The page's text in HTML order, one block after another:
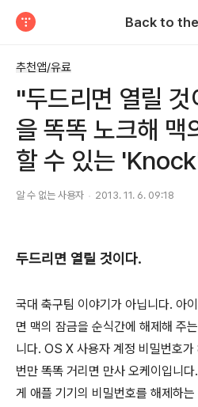
Back to
추천앱/유료
"두드리면 열릴
을 똑똑 노크해 맥
할 수 있는
알 수 없는 사용자 2013. 11. 6. 09:18
두드리면 열릴 것이다.
국대 축구팀 이야기가 아닙니다. 아
면 맥의 잠금을 순식간에 해제해 주
니다. OS X 사용자 계정 비밀번호
번만 똑똑 거리면 만사 오케이입니
게 애플 기기의 비밀번호를 해제하